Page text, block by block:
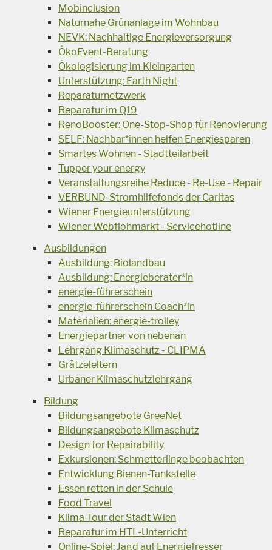
Mobinclusion
Naturnahe Grünanlage im Wohnbau
NEVK: Nachhaltige Energieversorgung
ÖkoEvent-Beratung
Ökologisierung im Kleingarten
Unterstützung: Earth Night
Reparaturnetzwerk
Reparatur im Q19
RenoBooster: One-Stop-Shop für Renovierung
SELF: Nachbar*innen helfen Energiesparen
Smartes Wohnen - Stadtteilarbeit
Tupper your energy
Veranstaltungsreihe Reduce - Re-Use - Repair
VERBUND-Stromhilfefonds der Caritas
Wiener Energieunterstützung
Wiener Webflohmarkt - Servicehotline
Ausbildungen
Ausbildung: Biolandbau
Ausbildung: Energieberater*in
energie-führerschein
energie-führerschein Coach*in
Materialien: energie-trolley
Energiepartner von nebenan
Lehrgang Klimaschutz - CLIPMA
Grätzeleltern
Urbaner Klimaschutzlehrgang
Bildung
Bildungsangebote GreeNet
Bildungsangebote Klimaschutz
Design for Repairability
Exkursionen: Schmetterlinge beobachten
Entwicklung Bienen-Tankstelle
Essen retten in der Schule
Food Travel
Klima-Tour der Stadt Wien
Reparatur im HTL-Unterricht
Online-Spiel: Jagd auf Energiefresser